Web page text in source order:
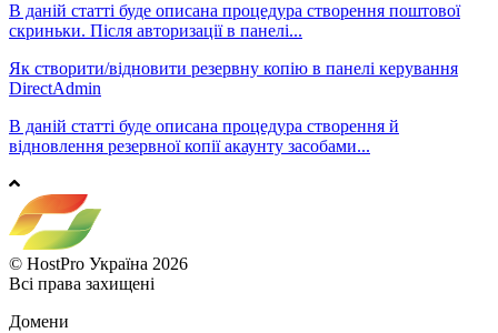
В даній статті буде описана процедура створення поштової
скриньки. Після авторизації в панелі...
Як створити/відновити резервну копію в панелі керування
DirectAdmin
В даній статті буде описана процедура створення й
відновлення резервної копії акаунту засобами...
© HostPro Україна 2026
Всі права захищені
Домени